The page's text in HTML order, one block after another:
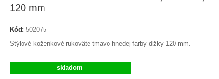
120 mm
Kód: 502075
Štýlové koženkové rukoväte tmavo hnedej farby dĺžky 120 mm.
skladom